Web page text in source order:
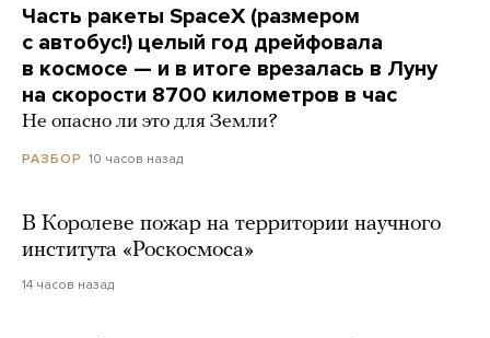
Часть ракеты SpaceX (размером
с автобус!) целый год дрейфовала
в космосе — и в итоге врезалась в Луну
на скорости 8700 километров в час
Не опасно ли это для Земли?
РАЗБОР 10 часов назад
В Королеве пожар на территории научного
института «Роскосмоса»
14 часов назад